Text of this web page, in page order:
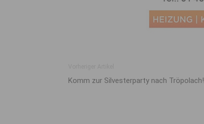
Komm zur Silvesterparty nach Tröpolach!